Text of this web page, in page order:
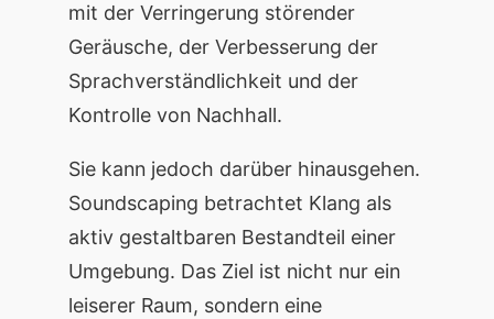
mit der Verringerung störender
Geräusche, der Verbesserung der
Sprachverständlichkeit und der
Kontrolle von Nachhall.
Sie kann jedoch darüber hinausgehen.
Soundscaping betrachtet Klang als
aktiv gestaltbaren Bestandteil einer
Umgebung. Das Ziel ist nicht nur ein
leiserer Raum, sondern eine